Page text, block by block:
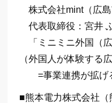
株式会社mint（広島
代表取締役：宮井
「ミニミニ外国（
（外国人が体験する広
=事業連携が拡げ
■熊本電力株式会社（